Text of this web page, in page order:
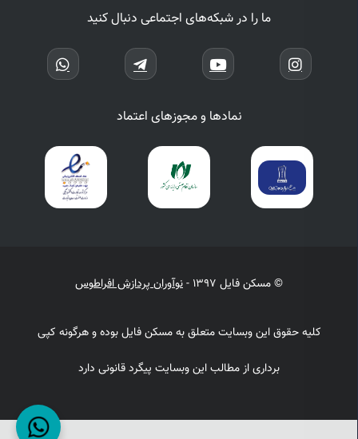
ما را در شبکه‌های اجتماعی دنبال کنید
نمادها و مجوزهای اعتماد
© مسکن فایل 1397 - نوآوران پردازش افراطوس
کلیه حقوق این وبسایت متعلق به مسکن فایل بوده و هرگونه کپی
برداری از مطالب این وبسایت پیگرد قانونی دارد